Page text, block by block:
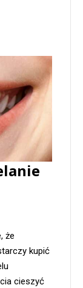
że
kupić
cieszyć